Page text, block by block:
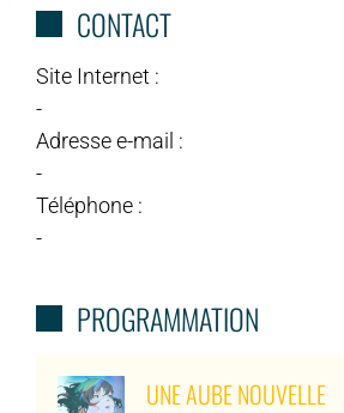
CONTACT
Site Internet :
-
Adresse e-mail :
-
Téléphone :
-
PROGRAMMATION
UNE AUBE NOUVELLE